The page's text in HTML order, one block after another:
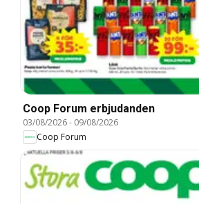
Coop Forum erbjudanden
03/08/2026- 09/08/2026
Coop Forum